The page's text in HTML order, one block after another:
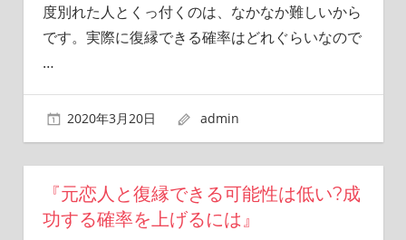
か？
度別れた人とくっ付くのは、なかなか難しいから
です。実際に復縁できる確率はどれぐらいなので
…
2020年3月20日 admin
『元恋人と復縁できる可能性は低い?成
功する確率を上げるには』